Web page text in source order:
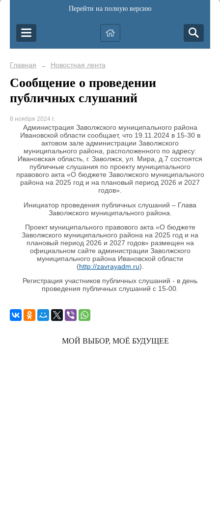
Перейти на полную версию
Главная → Новостная лента
Сообщение о проведении
публичных слушаний
8 ноября 2024 г.
Администрация Заволжского муниципального района
Ивановской области сообщает, что 19.11.2024 в 15-30 в
актовом зале администрации Заволжского
муниципального района, расположенного по адресу:
Ивановская область, г. Заволжск, ул. Мира, д.7 состоятся
публичные слушания по проекту муниципального
правового акта «О бюджете Заволжского муниципального
района на 2025 год и на плановый период 2026 и 2027
годов».
Инициатор проведения публичных слушаний – Глава
Заволжского муниципального района.
Проект муниципального правового акта «О бюджете
Заволжского муниципального района на 2025 год и на
плановый период 2026 и 2027 годов» размещен на
официальном сайте администрации Заволжского
муниципального района Ивановской области
(http://zavrayadm.ru).
Регистрация участников публичных слушаний - в день
проведения публичных слушаний с 15-00.
МОЙ ВЫБОР, МОЁ БУДУЩЕЕ